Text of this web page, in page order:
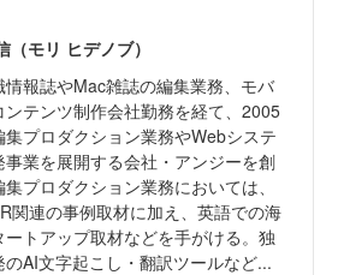
（モリ ヒデノブ）
報誌やMac雑誌の編集業務、モバ
ンテンツ制作会社勤務を経て、2005
集プロダクション業務やWebシステ
事業を展開する会社・アンジーを創
プロダクション業務においては、
関連の事例取材に加え、英語での海
ートアップ取材などを手がける。独
のAI文字起こし・翻訳ツールなど...